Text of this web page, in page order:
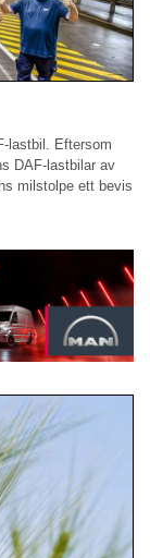
lastbil. Eftersom
DAF-lastbilar av
milstolpe ett bevis